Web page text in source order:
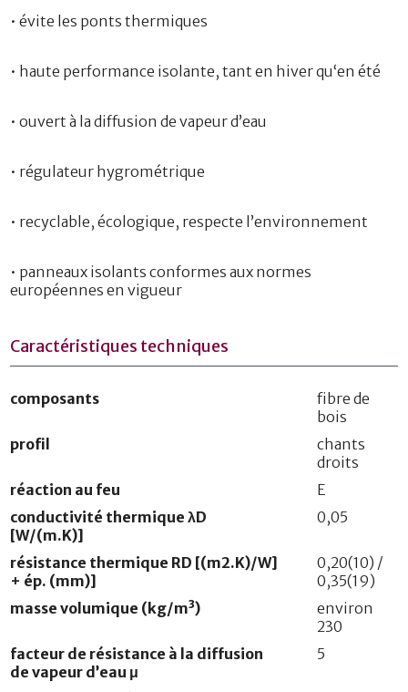
• évite les ponts thermiques
• haute performance isolante, tant en hiver qu‘en été
• ouvert à la diffusion de vapeur d’eau
• régulateur hygrométrique
• recyclable, écologique, respecte l’environnement
• panneaux isolants conformes aux normes
européennes en vigueur
Caractéristiques techniques
composants
fibre de
bois
profil
chants
droits
réaction au feu
E
conductivité thermique λD
[W/(m.K)]
0,05
résistance thermique RD [(m2.K)/W]
+ ép. (mm)]
0,20(10) /
0,35(19)
masse volumique (kg/m³)
environ
230
facteur de résistance à la diffusion
de vapeur d’eau μ
5